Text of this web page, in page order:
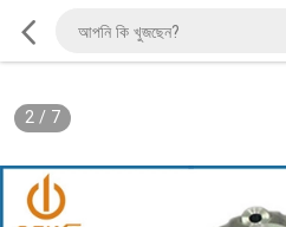
2/ 7